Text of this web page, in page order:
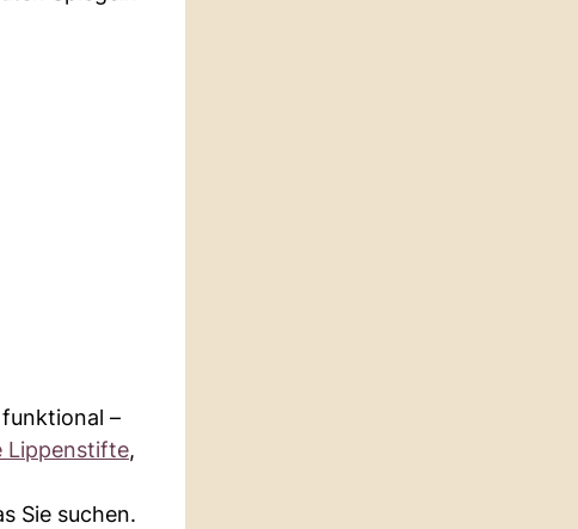
–
Lippenstifte,
Sie suchen.